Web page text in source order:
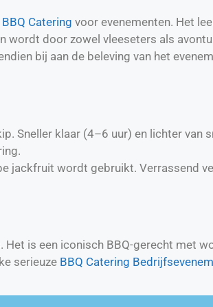
BBQ Catering voor evenementen. Het
wordt door zowel vleeseters als
bij aan de beleving van het
Sneller klaar (4–6 uur) en lichter van
jackfruit wordt gebruikt. Verrassend
is een iconisch BBQ-gerecht met
serieuze BBQ Catering